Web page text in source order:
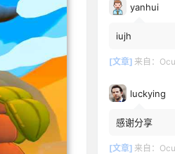
yanhui
iujh
[文章] 来自：
luckying
感谢分享
[文章] 来自：